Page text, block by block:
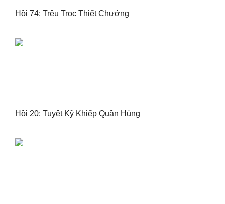
Hồi 74: Trêu Trọc Thiết Chưởng
Hồi 20: Tuyệt Kỹ Khiếp Quần Hùng